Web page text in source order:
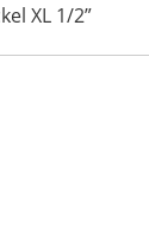
XL 1/2”